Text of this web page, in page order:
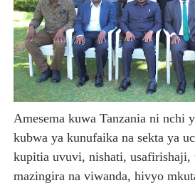
Amesema kuwa Tanzania ni nchi
kubwa ya kunufaika na sekta ya
kupitia uvuvi, nishati,
mazingira na viwanda, hivyo